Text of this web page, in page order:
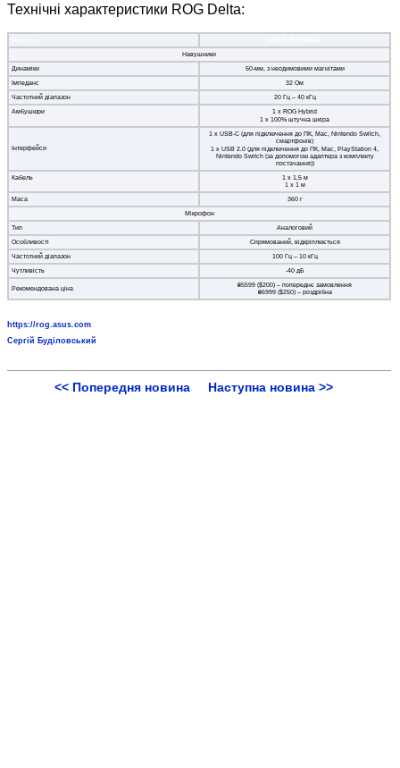
Технічні характеристики ROG Delta:
Навушники
Динаміки
50-мм, з неодимовими магнітами
Імпеданс
32 Ом
Частотний діапазон
20 Гц – 40 кГц
Амбушюри
1 x ROG Hybrid
1 x 100% штучна шкіра
Інтерфейси
1 x USB-C (для підключення до ПК, Mac, Nintendo Switch,
смартфонів)
1 x USB 2.0 (для підключення до ПК, Mac, PlayStation 4,
Nintendo Switch (за допомогою адаптера з комплекту
постачання))
Кабель
1 х 1,5 м
1 х 1 м
Маса
360 г
Мікрофон
Тип
Аналоговий
Особливості
Спрямований, відкріплюється
Частотний діапазон
100 Гц – 10 кГц
Чутливість
-40 дБ
Рекомендована ціна
₴5599 ($200) – попереднє замовлення
₴6999 ($250) – роздрібна
https://rog.asus.com
Сергій Буділовський
<< Попередня новина Наступна новина >>